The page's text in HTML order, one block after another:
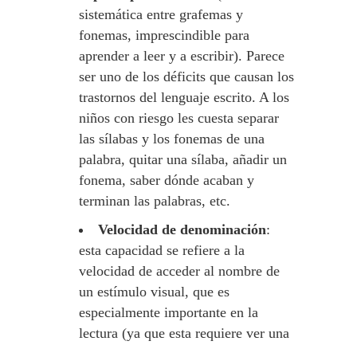
sistemática entre grafemas y
fonemas, imprescindible para
aprender a leer y a escribir). Parece
ser uno de los déficits que causan los
trastornos del lenguaje escrito. A los
niños con riesgo les cuesta separar
las sílabas y los fonemas de una
palabra, quitar una sílaba, añadir un
fonema, saber dónde acaban y
terminan las palabras, etc.
Velocidad de denominación:
esta capacidad se refiere a la
velocidad de acceder al nombre de
un estímulo visual, que es
especialmente importante en la
lectura (ya que esta requiere ver una